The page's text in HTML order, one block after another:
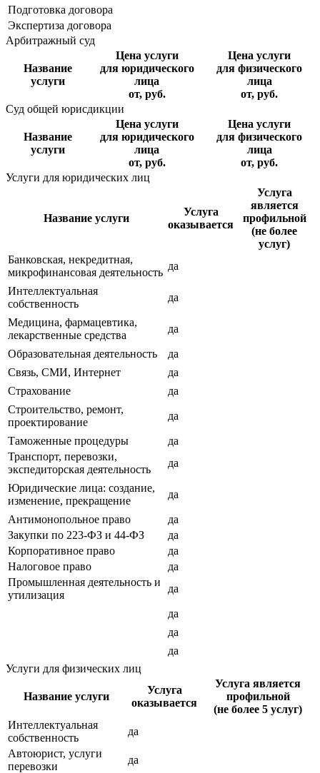
Подготовка договора
Экспертиза договора
Арбитражный суд
Название
услуги
Цена услуги
для юридического
лица
от, руб.
Цена услуги
для физического
лица
от, руб.
Суд общей юрисдикции
Название
услуги
Цена услуги
для юридического
лица
от, руб.
Цена услуги
для физического
лица
от, руб.
Услуги для юридических лиц
Название услуги
Услуга
оказывается
Услуга
является
профильной
(не более
услуг)
Банковская, некредитная,
микрофинансовая деятельность
да
Интеллектуальная
собственность
да
Медицина, фармацевтика,
лекарственные средства
да
Образовательная деятельность
да
Связь, СМИ, Интернет
да
Страхование
да
Строительство, ремонт,
проектирование
да
Таможенные процедуры
да
Транспорт, перевозки,
экспедиторская деятельность
да
Юридические лица: создание,
изменение, прекращение
да
Антимонопольное право
да
Закупки по 223-ФЗ и 44-ФЗ
да
Корпоративное право
да
Налоговое право
да
Промышленная деятельность и
утилизация
да
да
да
да
Услуги для физических лиц
Название услуги
Услуга
оказывается
Услуга является
профильной
(не более 5 услуг)
Интеллектуальная
собственность
да
Автоюрист, услуги
перевозки
да